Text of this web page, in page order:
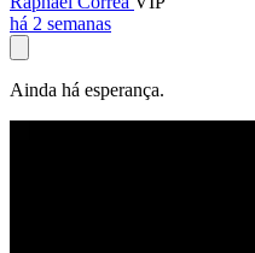
há 2 semanas
Ainda há esperança.